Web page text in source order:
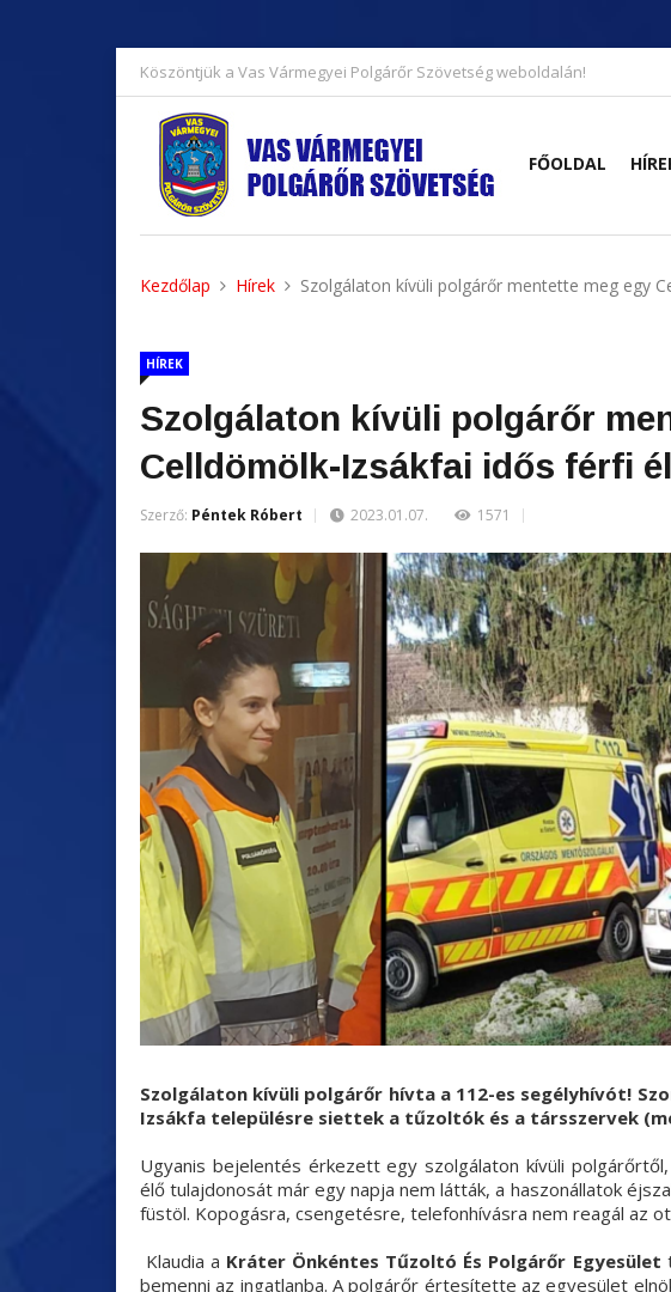
Köszöntjük a Vas Vármegyei Polgárőr Szövetség weboldalán!
FŐOLDAL
Kezdőlap Hírek Szolgálaton kívüli polgárőr mentette meg egy
HÍREK
Szolgálaton kívüli polgárőr
Celldömölk-Izsákfai idős férfi
Szerző: Péntek Róbert 2023.01.07. 1571
Szolgálaton kívüli polgárőr hívta a 112-es segélyhívót!
Izsákfa településre siettek a tűzoltók és a társszervek
Ugyanis bejelentés érkezett egy szolgálaton kívüli
élő tulajdonosát már egy napja nem látták, a haszonállatok
füstöl. Kopogásra, csengetésre, telefonhívásra nem reagál az
Klaudia a Kráter Önkéntes Tűzoltó És Polgárőr Egyesület
bemenni az ingatlanba. A polgárőr értesítette az egyesület